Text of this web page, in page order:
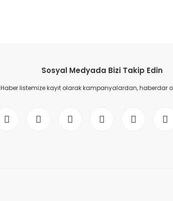
Sosyal Medyada Bizi Takip Edin
Haber listemize kayıt olarak kampanyalardan, haberdar